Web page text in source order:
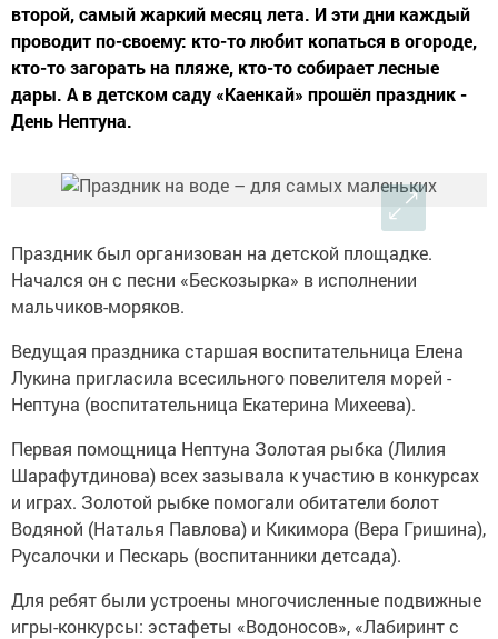
второй, самый жаркий месяц лета. И эти дни каждый
проводит по-своему: кто-то любит копаться в огороде,
кто-то загорать на пляже, кто-то собирает лесные
дары. А в детском саду «Каенкай» прошёл праздник -
День Нептуна.
Праздник был организован на детской площадке.
Начался он с песни «Бескозырка» в исполнении
мальчиков-моряков.
Ведущая праздника старшая воспитательница Елена
Лукина пригласила всесильного повелителя морей -
Нептуна (воспитательница Екатерина Михеева).
Первая помощница Нептуна Золотая рыбка (Лилия
Шарафутдинова) всех зазывала к участию в конкурсах
и играх. Золотой рыбке помогали обитатели болот
Водяной (Наталья Павлова) и Кикимора (Вера Гришина),
Русалочки и Пескарь (воспитанники детсада).
Для ребят были устроены многочисленные подвижные
игры-конкурсы: эстафеты «Водоносов», «Лабиринт с